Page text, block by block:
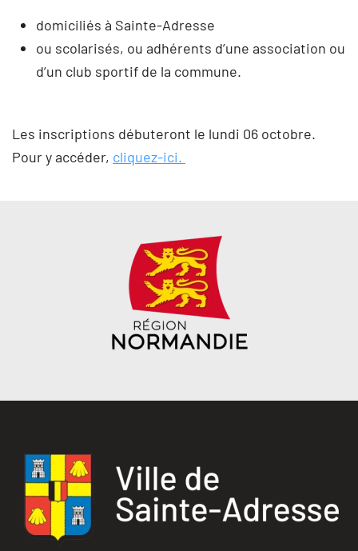
domiciliés à Sainte-Adresse
ou scolarisés, ou adhérents d’une association ou
d’un club sportif de la commune.
Les inscriptions débuteront le lundi 06 octobre.
Pour y accéder, cliquez-ici.